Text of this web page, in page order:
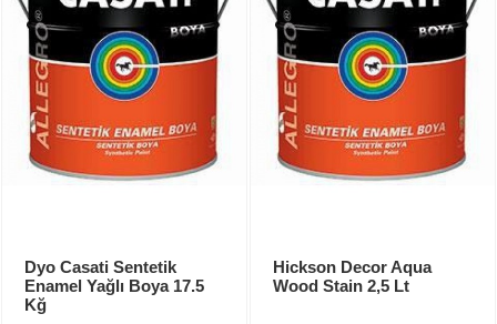
Dyo Casati Sentetik
Enamel Yağlı Boya 17.5
Kğ
Hickson Decor Aqua
Wood Stain 2,5 Lt